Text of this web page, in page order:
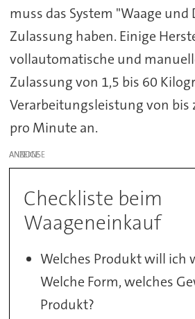
muss das System "Waage und
Zulassung haben. Einige
vollautomatische und
Zulassung von 1,5 bis 60
Verarbeitungsleistung von bis
pro Minute an.
ANZEIGE
Checkliste beim
Waageneinkauf
Welches Produkt will ich
Welche Form, welches
Produkt?